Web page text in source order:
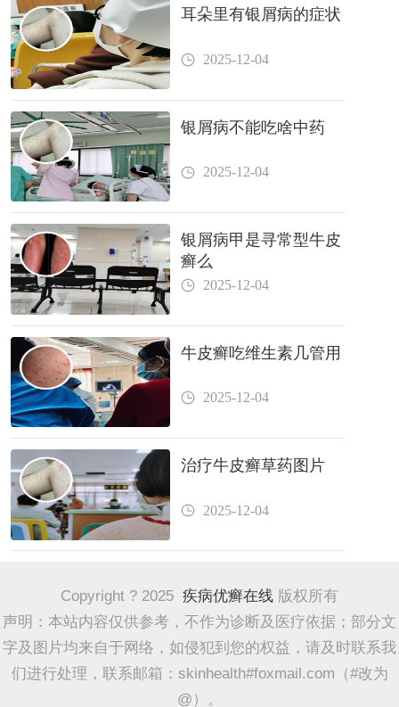
耳朵里有银屑病的症状
2025-12-04
银屑病不能吃啥中药
2025-12-04
银屑病甲是寻常型牛皮
癣么
2025-12-04
牛皮癣吃维生素几管用
2025-12-04
治疗牛皮癣草药图片
2025-12-04
Copyright ? 2025 疾病优癣在线 版权所有
声明：本站内容仅供参考，不作为诊断及医疗依据；部分文
字及图片均来自于网络，如侵犯到您的权益，请及时联系我
们进行处理，联系邮箱：skinhealth#foxmail.com（#改为
@）。